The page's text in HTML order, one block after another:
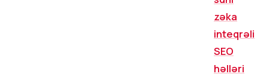
zəka
inteqrəli
SEO
həlləri